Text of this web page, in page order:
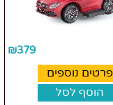
₪379
פרטים נוספים
הוסף לסל